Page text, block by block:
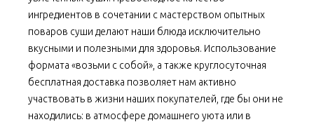
ингредиентов в сочетании с мастерством опытных
поваров суши делают наши блюда исключительно
вкусными и полезными для здоровья. Использование
формата «возьми с собой», а также круглосуточная
бесплатная доставка позволяет нам активно
участвовать в жизни наших покупателей, где бы они не
находились: в атмосфере домашнего уюта или в